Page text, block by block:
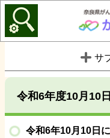
が
サ
令和6年度10月10日
令和6年10月10日